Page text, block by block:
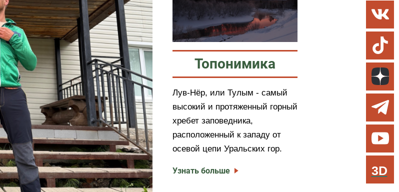
3D
Топонимика
Лув-Нёр, или Тулым - самый
высокий и протяженный горный
хребет заповедника,
расположенный к западу от
осевой цепи Уральских гор.
Узнать больше